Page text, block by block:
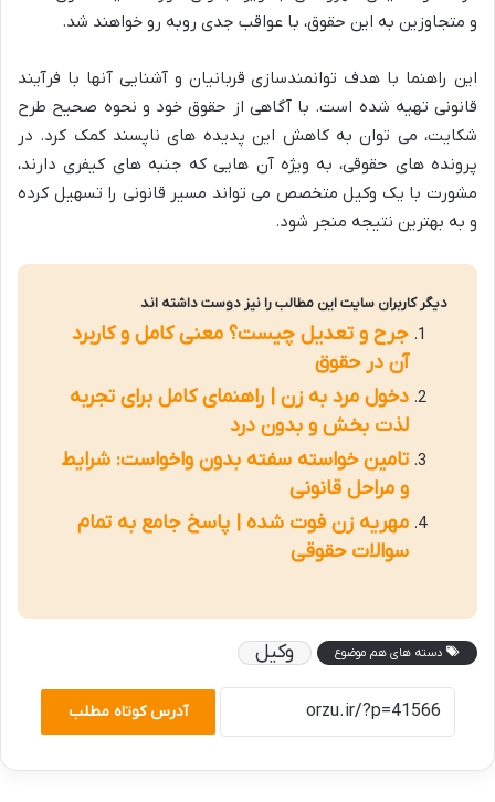
و متجاوزین به این حقوق، با عواقب جدی روبه رو خواهند شد.
این راهنما با هدف توانمندسازی قربانیان و آشنایی آنها با فرآیند
قانونی تهیه شده است. با آگاهی از حقوق خود و نحوه صحیح طرح
شکایت، می توان به کاهش این پدیده های ناپسند کمک کرد. در
پرونده های حقوقی، به ویژه آن هایی که جنبه های کیفری دارند،
مشورت با یک وکیل متخصص می تواند مسیر قانونی را تسهیل کرده
و به بهترین نتیجه منجر شود.
دیگر کاربران سایت این مطالب را نیز دوست داشته اند
جرح و تعدیل چیست؟ معنی کامل و کاربرد
آن در حقوق
دخول مرد به زن | راهنمای کامل برای تجربه
لذت بخش و بدون درد
تامین خواسته سفته بدون واخواست: شرایط
و مراحل قانونی
مهریه زن فوت شده | پاسخ جامع به تمام
سوالات حقوقی
دسته های هم موضوع وکیل
آدرس کوتاه مطلب